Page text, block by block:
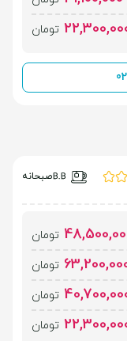
تومان
صبحانه
تومان
تومان
تومان
تومان